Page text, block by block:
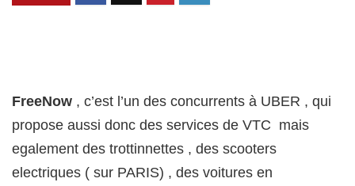
FreeNow , c’est l’un des concurrents à UBER , qui
propose aussi donc des services de VTC mais
egalement des trottinnettes , des scooters
electriques ( sur PARIS) , des voitures en